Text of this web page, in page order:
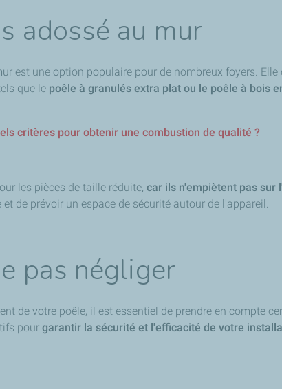
adossé au mur
est une option populaire pour de nombreux foyers. Elle
que le poêle à granulés extra plat ou le poêle à bois
critères pour obtenir une combustion de qualité ?
les pièces de taille réduite, car ils n'empiètent pas sur
de prévoir un espace de sécurité autour de l'appareil.
pas négliger
de votre poêle, il est essentiel de prendre en compte
pour garantir la sécurité et l'efficacité de votre